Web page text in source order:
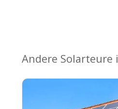
Andere Solarteure